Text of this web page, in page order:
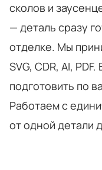
сколов и
— деталь сразу
отделке. Мы
SVG, CDR, AI,
подготовить по
Работаем с
от одной детали